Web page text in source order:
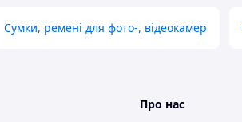
Сумки, ремені для фото-, відеокамер
Про нас